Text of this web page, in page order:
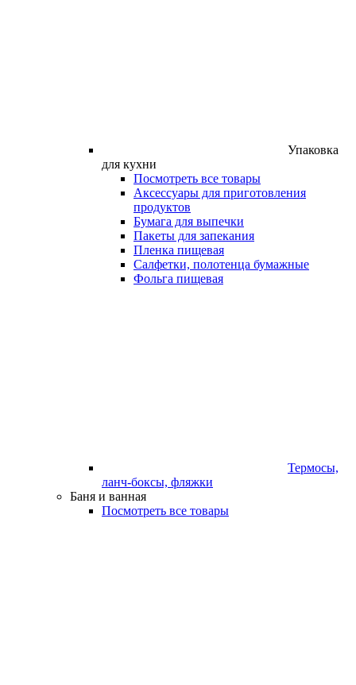
Упаковка
для кухни
Посмотреть все товары
Аксессуары для приготовления
продуктов
Бумага для выпечки
Пакеты для запекания
Пленка пищевая
Салфетки, полотенца бумажные
Фольга пищевая
Термосы,
ланч-боксы, фляжки
Баня и ванная
Посмотреть все товары